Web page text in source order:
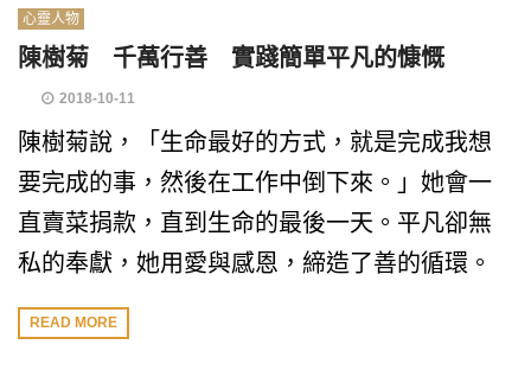
心靈人物
陳樹菊 千萬行善 實踐簡單平凡的慷慨
2018-10-11
陳樹菊說，「生命最好的方式，就是完成我想
要完成的事，然後在工作中倒下來。」她會一
直賣菜捐款，直到生命的最後一天。平凡卻無
私的奉獻，她用愛與感恩，締造了善的循環。
READ MORE